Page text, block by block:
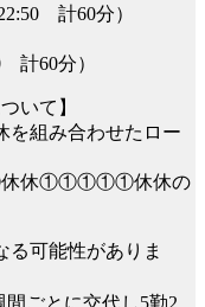
計60分）
計60分）
いて】
を組み合わせたロー
休①①①①①休休の
る可能性がありま
ごとに交代し5勤2